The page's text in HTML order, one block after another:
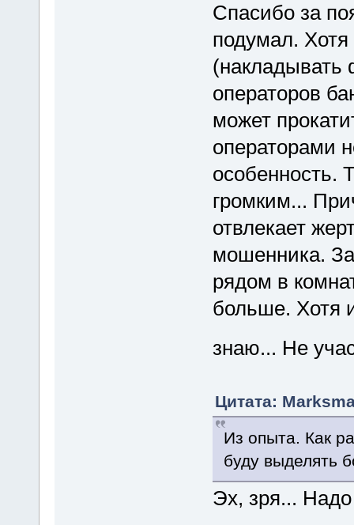
Спасибо за
подумал. Хотя
операторов
может
операторами
особенность.
громким...
отвлекает
мошенника.
рядом в
больше. Хотя
знаю... Не
Цитата:
Из опыта. Как
буду выделять
Эх, зря...